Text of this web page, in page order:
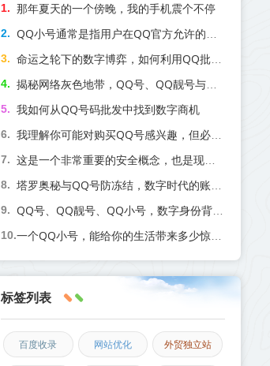
那年夏天的一个傍晚，我的手机震个不停
我如何从QQ号码批发中找到数字商机
标签列表
百度收录 网站优化 外贸独立站